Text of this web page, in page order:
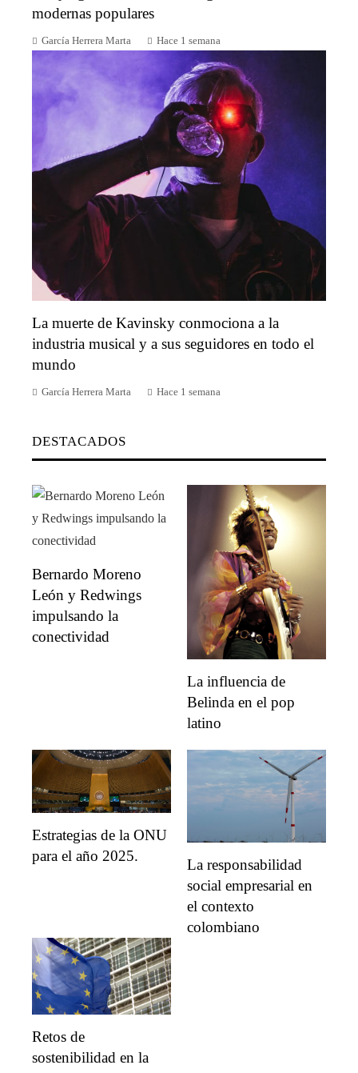
modernas populares
García Herrera Marta Hace 1 semana
La muerte de Kavinsky conmociona a la
industria musical y a sus seguidores en todo el
mundo
García Herrera Marta Hace 1 semana
DESTACADOS
Bernardo Moreno
León y Redwings
impulsando la
conectividad
La influencia de
Belinda en el pop
latino
Estrategias de la ONU
para el año 2025.
La responsabilidad
social empresarial en
el contexto
colombiano
Retos de
sostenibilidad en la